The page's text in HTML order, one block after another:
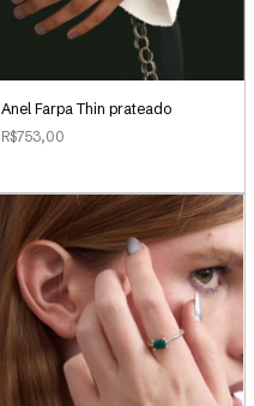
Anel Farpa Thin prateado
R$753,00